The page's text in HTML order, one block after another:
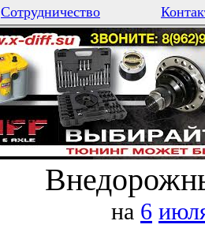
Сотрудничество
на 6